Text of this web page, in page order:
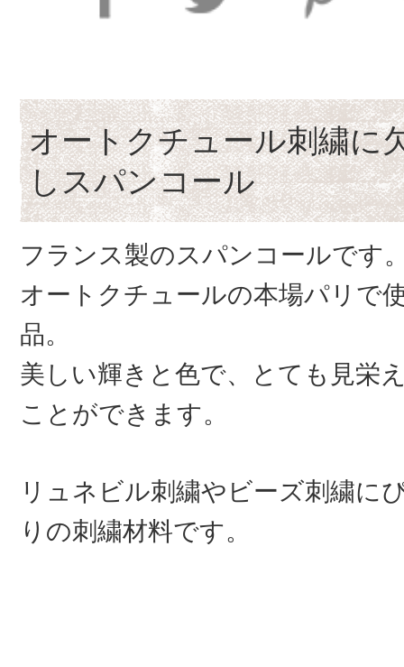
オートクチュール刺繍に
しスパンコール
フランス製のスパンコールです
オートクチュールの本場パリで
品。
美しい輝きと色で、とても見栄
ことができます。
リュネビル刺繍やビーズ刺繍に
りの刺繍材料です。